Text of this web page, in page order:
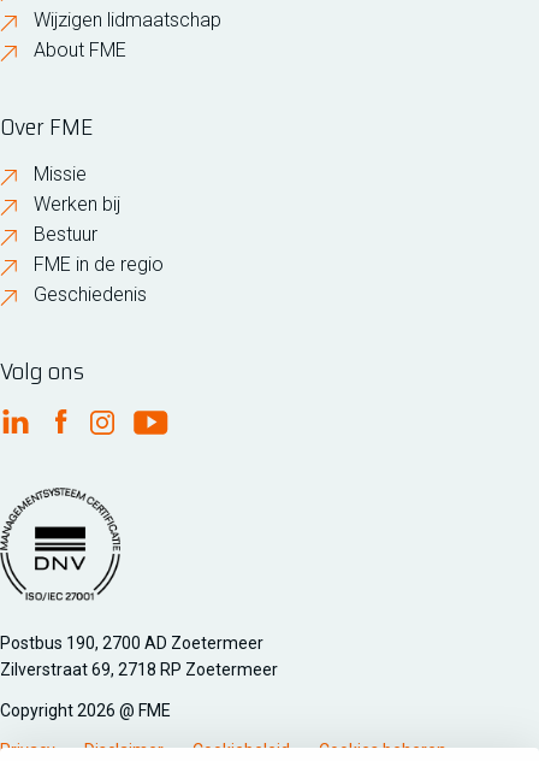
Wijzigen lidmaatschap
About FME
Over FME
Missie
Werken bij
Bestuur
FME in de regio
Geschiedenis
Volg ons
FME Linkedin
FME Facebook
FME Instagram
FME Youtube
Managementsyteem certificatie DNV iso/iec 27001
Postbus 190, 2700 AD Zoetermeer
Zilverstraat 69, 2718 RP Zoetermeer
Copyright 2026 @ FME
Privacy Disclaimer Cookiebeleid Cookies beheren